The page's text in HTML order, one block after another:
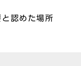
認めた場所